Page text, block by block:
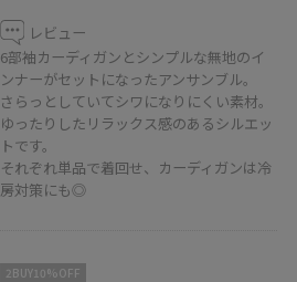
レビュー
6部袖カーディガンとシンプルな無地のイ
ンナーがセットになったアンサンブル。
さらっとしていてシワになりにくい素材。
ゆったりしたリラックス感のあるシルエッ
トです。
それぞれ単品で着回せ、カーディガンは冷
房対策にも◎
2BUY10%OFF